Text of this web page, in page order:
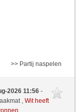
>> Partij naspelen
2026 11:56-
,Wit heeft